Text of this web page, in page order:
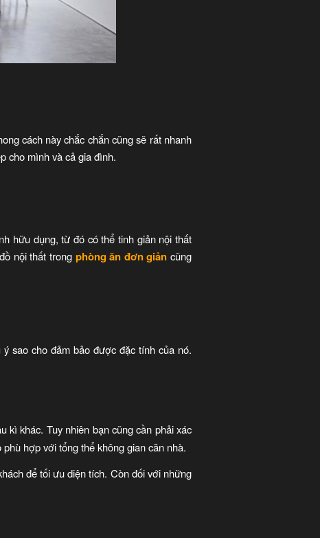
cách này chắc chắn cũng sẽ rất nhanh
cho mình và cả gia đình.
hữu dụng, từ đó có thể tinh giản nội thất
nội thất trong phòng ăn đơn giản cũng
sao cho đảm bảo được đặc tính của nó.
kì khác. Tuy nhiên bạn cũng cần phải xác
hợp với tổng thể không gian căn nhà.
để tối ưu diện tích. Còn đối với những